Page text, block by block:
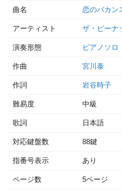
曲名 恋のバカン
アーティスト ザ・ピーナ
演奏形態 ピアノソロ
作曲 宮川泰
作詞 岩谷時子
難易度 中級
歌詞 日本語
対応鍵盤数 88鍵
指番号表示 あり
ページ数 5ページ